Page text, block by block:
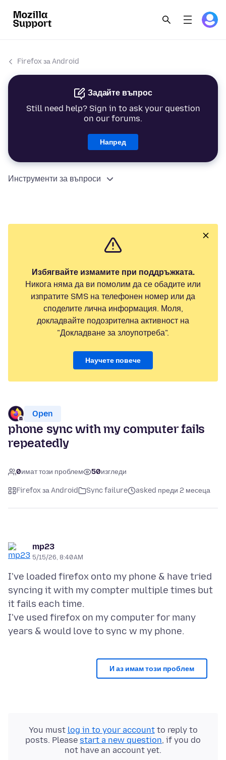
Firefox за Android
Задайте въпрос
Still need help? Sign in to ask your question
on our forums.
Напред
Инструменти за въпроси
Избягвайте измамите при поддръжката.
Никога няма да ви помолим да се обадите или
изпратите SMS на телефонен номер или да
споделите лична информация. Моля,
докладвайте подозрителна активност на
"Докладване за злоупотреба".
Научете повече
Open
phone sync with my computer fails
repeatedly
0имат този проблем 50изгледи
Firefox за Android Sync failure asked преди 2 месеца
mp23
5/15/26, 8:40 AM
I've loaded firefox onto my phone & have tried
syncing it with my compter multiple times but
it fails each time.
I've used firefox on my computer for many
И аз имам този проблем
You must log in to your accountto reply to
posts. Please start a new question, if you do
not have an account yet.